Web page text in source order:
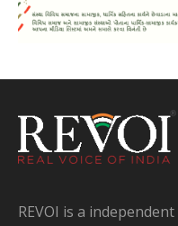
REVOI is a